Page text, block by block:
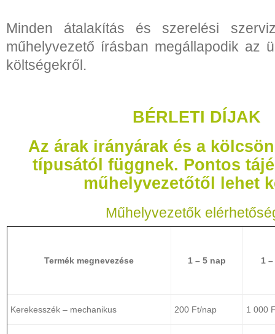
Minden átalakítás és szerelési
műhelyvezető írásban megállapodik az
költségekről.
BÉRLETI DÍJAK
Az árak irányárak és a
típusától függnek. Pontos
műhelyvezetőtől lehet
Műhelyvezetők
Termék megnevezése 1 – 5 nap 1
Kerekesszék – mechanikus 200 Ft/nap 1 000